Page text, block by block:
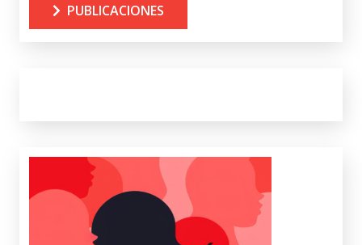
PUBLICACIONES